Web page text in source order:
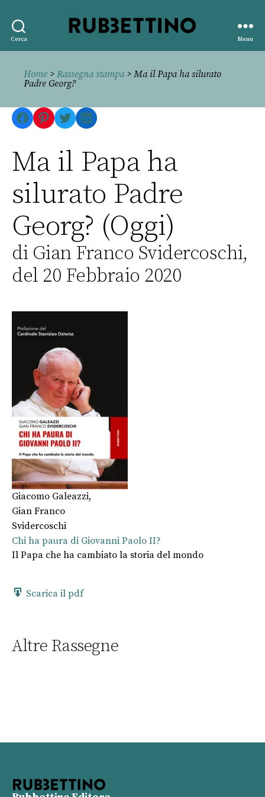
Cerca
editore
Menu
Home > Rassegna stampa> Ma il Papa ha silurato
Padre Georg?
Facebook
Pinterest
TwitterLinkedIn
Ma il Papa ha
silurato Padre
Georg? (Oggi)
di Gian Franco Svidercoschi,
del 20 Febbraio 2020
Giacomo Galeazzi,
Gian Franco
Svidercoschi
Chi ha paura di Giovanni Paolo II?
Il Papa che ha cambiato la storia del mondo
Scarica il pdf
Altre Rassegne